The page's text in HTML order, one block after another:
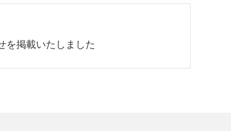
を掲載いたしました